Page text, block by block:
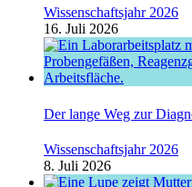
Wissenschaftsjahr 2026
16. Juli 2026
Der lange Weg zur
Wissenschaftsjahr 2026
8. Juli 2026